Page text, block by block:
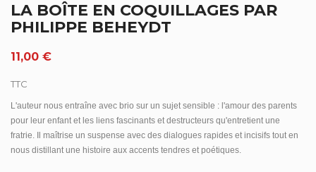
LA BOÎTE EN COQUILLAGES PAR
PHILIPPE BEHEYDT
11,00 €
TTC
L'auteur nous entraîne avec brio sur un sujet sensible : l'amour des parents
pour leur enfant et les liens fascinants et destructeurs qu'entretient une
fratrie. Il maîtrise un suspense avec des dialogues rapides et incisifs tout en
nous distillant une histoire aux accents tendres et poétiques.